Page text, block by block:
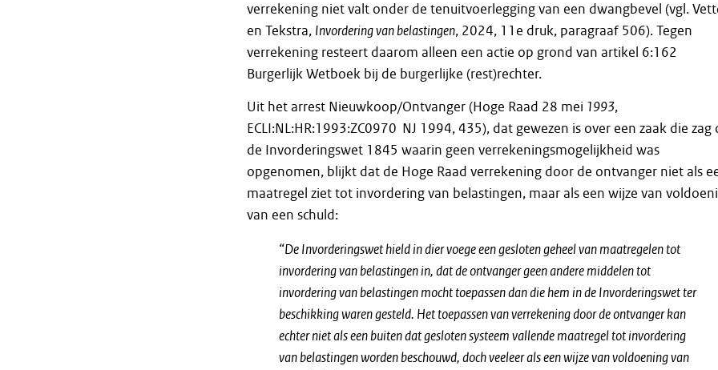
verrekening niet valt onder de tenuitvoerlegging van een dwangbevel (vgl.
en Tekstra, Invordering van belastingen, 2024, 11e druk, paragraaf 506). Tegen
verrekening resteert daarom alleen een actie op grond van artikel 6:162
Burgerlijk Wetboek bij de burgerlijke (rest)rechter.
Uit het arrest Nieuwkoop/Ontvanger (Hoge Raad 28 mei 1993,
ECLI:NL:HR:1993:ZC0970 NJ 1994, 435), dat gewezen is over een zaak die zag
de Invorderingswet 1845 waarin geen verrekeningsmogelijkheid was
opgenomen, blijkt dat de Hoge Raad verrekening door de ontvanger niet als
maatregel ziet tot invordering van belastingen, maar als een wijze van
van een schuld:
“De Invorderingswet hield in dier voege een gesloten geheel van maatregelen tot
invordering van belastingen in, dat de ontvanger geen andere middelen tot
invordering van belastingen mocht toepassen dan die hem in de Invorderingswet ter
beschikking waren gesteld. Het toepassen van verrekening door de ontvanger kan
echter niet als een buiten dat gesloten systeem vallende maatregel tot invordering
van belastingen worden beschouwd, doch veeleer als een wijze van voldoening van